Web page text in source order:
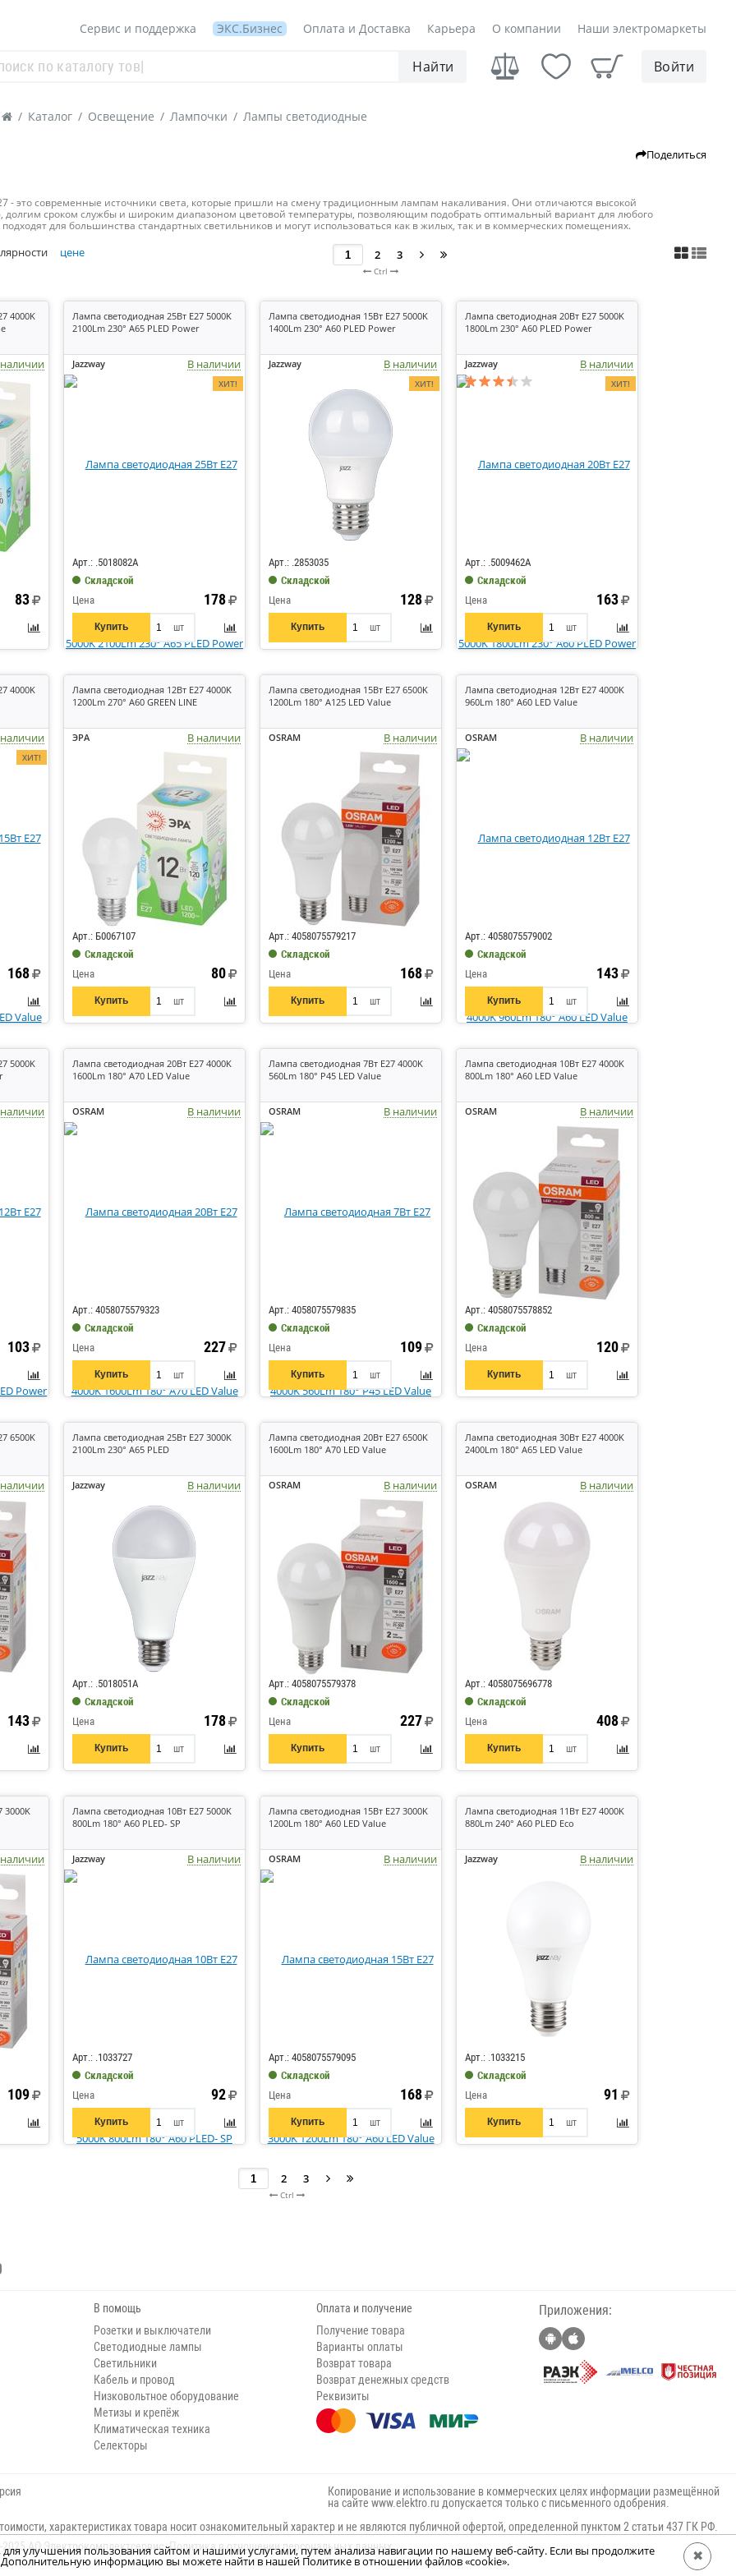
Сервис и поддержка ЭКС.Бизнес Оплата и Доставка Карьера О компании Наши электромаркеты
Найти Войти
/ Каталог / Освещение / Лампочки / Лампы светодиодные
Поделиться
- это современные источники света, которые пришли на смену традиционным лампам накаливания. Они отличаются высокой
долгим сроком службы и широким диапазоном цветовой температуры, позволяющим подобрать оптимальный вариант для любого
для большинства стандартных светильников и могут использоваться как в жилых, так и в коммерческих помещениях.
цене 2 3
Ctrl
4000K
83
Лампа светодиодная 25Вт E27 5000K
2100Lm 230° A65 PLED Power
Jazzway В наличии
ХИТ!
Арт.: .5018082A
Складской
Цена
178
Купить шт
Лампа светодиодная 15Вт E27 5000K
1400Lm 230° A60 PLED Power
Jazzway В наличии
ХИТ!
Арт.: .2853035
Складской
Цена
128
Купить шт
Лампа светодиодная 20Вт E27 5000K
1800Lm 230° A60 PLED Power
Jazzway В наличии
ХИТ!
Арт.: .5009462A
Складской
Цена
163
Купить шт
4000K
ХИТ!
168
Лампа светодиодная 12Вт E27 4000K
1200Lm 270° A60 GREEN LINE
ЭРА В наличии
Код: 820099
Арт.: Б0067107
Складской
Цена
80
Купить шт
Лампа светодиодная 15Вт E27 6500K
1200Lm 180° A125 LED Value
OSRAM В наличии
Код: 430491
Арт.: 4058075579217
Складской
Цена
168
Купить шт
Лампа светодиодная 12Вт E27 4000K
960Lm 180° A60 LED Value
OSRAM В наличии
Арт.: 4058075579002
Складской
Цена
143
Купить шт
5000K
103
Лампа светодиодная 20Вт E27 4000K
1600Lm 180° A70 LED Value
OSRAM В наличии
Арт.: 4058075579323
Складской
Цена
227
Купить шт
Лампа светодиодная 7Вт E27 4000K
560Lm 180° P45 LED Value
OSRAM В наличии
Арт.: 4058075579835
Складской
Цена
109
Купить шт
Лампа светодиодная 10Вт E27 4000K
800Lm 180° A60 LED Value
OSRAM В наличии
Код: 430498
Арт.: 4058075578852
Складской
Цена
120
Купить шт
6500K
143
Лампа светодиодная 25Вт E27 3000K
2100Lm 230° A65 PLED
Jazzway В наличии
Арт.: .5018051A
Складской
Цена
178
Купить шт
Лампа светодиодная 20Вт E27 6500K
1600Lm 180° A70 LED Value
OSRAM В наличии
Код: 430494
Арт.: 4058075579378
Складской
Цена
227
Купить шт
Лампа светодиодная 30Вт E27 4000K
2400Lm 180° A65 LED Value
OSRAM В наличии
Арт.: 4058075696778
Складской
Цена
408
Купить шт
3000K
109
Лампа светодиодная 10Вт E27 5000K
800Lm 180° A60 PLED- SP
Jazzway В наличии
Арт.: .1033727
Складской
Цена
92
Купить шт
Лампа светодиодная 15Вт E27 3000K
1200Lm 180° A60 LED Value
OSRAM В наличии
Арт.: 4058075579095
Складской
Цена
168
Купить шт
Лампа светодиодная 11Вт E27 4000K
880Lm 240° A60 PLED Eco
Jazzway В наличии
Арт.: .1033215
Складской
Цена
91
Купить шт
2 3
Ctrl
улучшения пользования сайтом и нашими услугами, путем анализа навигации по нашему веб-сайту. Если вы продолжите
информацию вы можете найти в нашей Политике в отношении файлов «cookie». ✖
В помощь
Розетки и выключатели
Светодиодные лампы
Светильники
Кабель и провод
Низковольтное оборудование
Метизы и крепёж
Климатическая техника
Селекторы
Оплата и получение
Получение товара
Варианты оплаты
Возврат товара
Возврат денежных средств
Реквизиты
Приложения:
Копирование и использование в коммерческих целях информации размещённой
на сайте www.elektro.ru допускается только с письменного одобрения.
характеристиках товара носит ознакомительный характер и не являются публичной офертой, определенной пунктом 2 статьи 437 ГК РФ.
2025 АО Электрокомплектсервис.Политика в отношении персональных данных